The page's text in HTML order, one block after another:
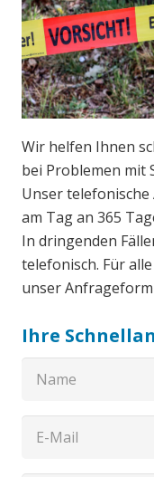
Wir helfen Ihnen
bei Problemen mit
Unser telefonische Auftragsannahme ist 24 Stunden
am Tag an 365 Tagen im
In dringenden Fällen
telefonisch. Für
unser
Ihre